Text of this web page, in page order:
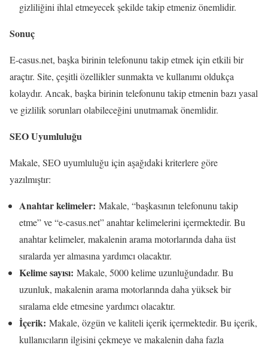
gizliliğini ihlal etmeyecek şekilde takip etmeniz önemlidir.
Sonuç
E-casus.net, başka birinin telefonunu takip etmek için etkili bir
araçtır. Site, çeşitli özellikler sunmakta ve kullanımı oldukça
kolaydır. Ancak, başka birinin telefonunu takip etmenin bazı yasal
ve gizlilik sorunları olabileceğini unutmamak önemlidir.
SEO Uyumluluğu
Makale, SEO uyumluluğu için aşağıdaki kriterlere göre
yazılmıştır:
Anahtar kelimeler: Makale, “başkasının telefonunu takip
etme” ve “e-casus.net” anahtar kelimelerini içermektedir. Bu
anahtar kelimeler, makalenin arama motorlarında daha üst
sıralarda yer almasına yardımcı olacaktır.
Kelime sayısı: Makale, 5000 kelime uzunluğundadır. Bu
uzunluk, makalenin arama motorlarında daha yüksek bir
sıralama elde etmesine yardımcı olacaktır.
İçerik: Makale, özgün ve kaliteli içerik içermektedir. Bu içerik,
kullanıcıların ilgisini çekmeye ve makalenin daha fazla